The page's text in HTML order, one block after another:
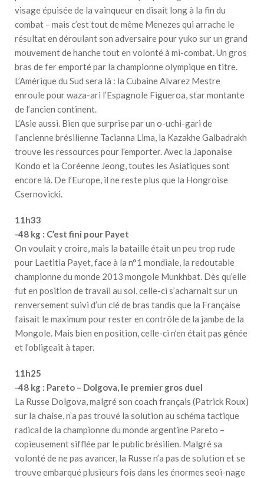
visage épuisée de la vainqueur en disait long à la fin du
combat – mais c’est tout de même Menezes qui arrache le
résultat en déroulant son adversaire pour yuko sur un grand
mouvement de hanche tout en volonté à mi-combat. Un gros
bras de fer emporté par la championne olympique en titre.
L’Amérique du Sud sera là : la Cubaine Alvarez Mestre
enroule pour waza-ari l’Espagnole Figueroa, star montante
de l’ancien continent.
L’Asie aussi. Bien que surprise par un o-uchi-gari de
l’ancienne brésilienne Tacianna Lima, la Kazakhe Galbadrakh
trouve les ressources pour l’emporter. Avec la Japonaise
Kondo et la Coréenne Jeong, toutes les Asiatiques sont
encore là. De l’Europe, il ne reste plus que la Hongroise
Csernovicki.
11h33
-48 kg : C’est fini pour Payet
On voulait y croire, mais la bataille était un peu trop rude
pour Laetitia Payet, face à la n°1 mondiale, la redoutable
championne du monde 2013 mongole Munkhbat. Dès qu’elle
fut en position de travail au sol, celle-ci s’acharnait sur un
renversement suivi d’un clé de bras tandis que la Française
faisait le maximum pour rester en contrôle de la jambe de la
Mongole. Mais bien en position, celle-ci n’en était pas gênée
et l’obligeait à taper.
11h25
-48 kg : Pareto – Dolgova, le premier gros duel
La Russe Dolgova, malgré son coach français (Patrick Roux)
sur la chaise, n’a pas trouvé la solution au schéma tactique
radical de la championne du monde argentine Pareto –
copieusement sifflée par le public brésilien. Malgré sa
volonté de ne pas avancer, la Russe n’a pas de solution et se
trouve embarqué plusieurs fois dans les énormes seoi-nage